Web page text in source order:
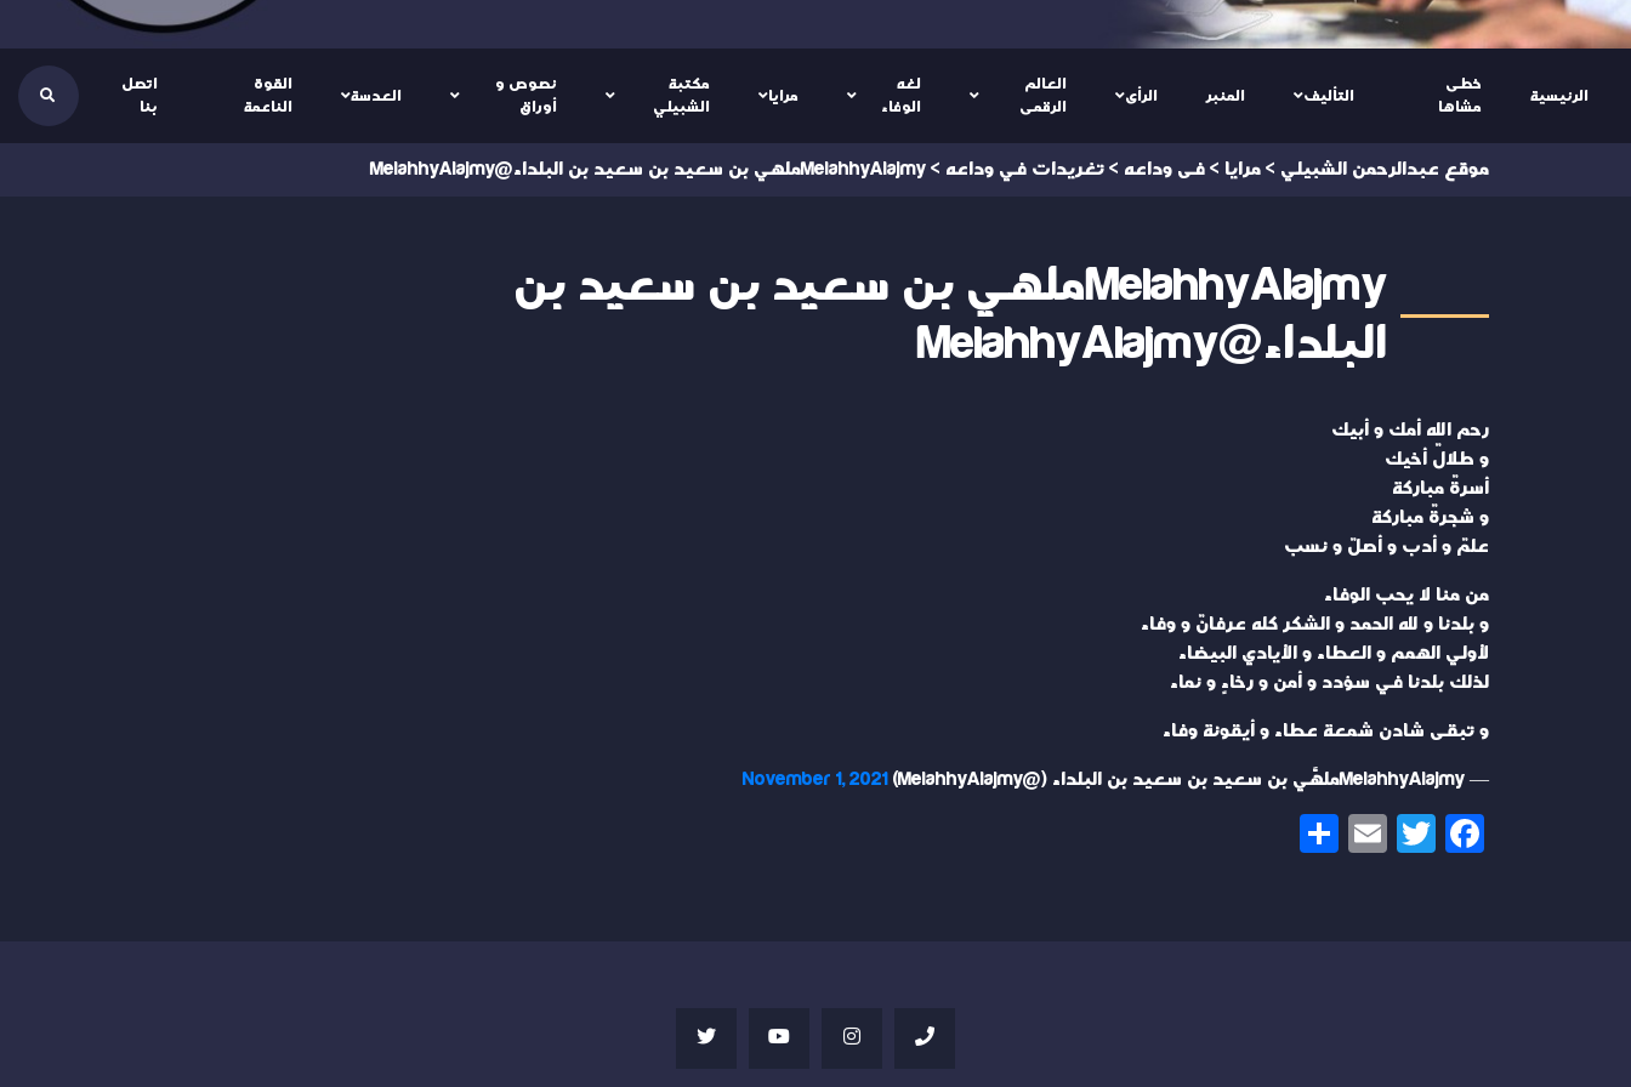
الرئيسية
خطى
مشاها
التأليف المنبر الرأى
العالم
الرقمى
لغه
الوفاء
مرايا
مكتبة
الشبيلي
نصوص و
أوراق
العدسة
القوة
الناعمة
اتصل
بنا
موقع عبدالرحمن الشبيلي > مرايا > فى وداعه > تغريدات في وداعه > MelahhyAlajmyملهي بن سعيد بن سعيد بن البلداء@MelahhyAlajmy
MelahhyAlajmyملهي بن سعيد بن سعيد بن
البلداء@MelahhyAlajmy
رحم الله أمك و أبيك
و طلالٌ أخيك
أسرةٌ مباركة
و شجرةٌ مباركة
علمٌ و أدب و أصلٌ و نسب
من منا لا يحب الوفاء
و بلدنا و لله الحمد و الشكر كله عرفانٌ و وفاء
لأولي الهمم و العطاء و الأيادي البيضاء
لذلك بلدنا في سؤدد و أمن و رخاءٍ و نماء
و تبقى شادن شمعة عطاء و أيقونة وفاء
— MelahhyAlajmyملهَّي بن سعيد بن سعيد بن البلداء (@MelahhyAlajmy) November 1, 2021
Facebook
Twitter
Email